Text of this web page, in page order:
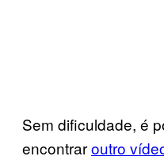
Sem dificuldade, é
encontraroutro